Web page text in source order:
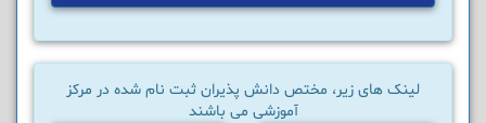
لینک های زیر، مختص دانش پذیران ثبت نام شده در مرکز
آموزشی می باشند